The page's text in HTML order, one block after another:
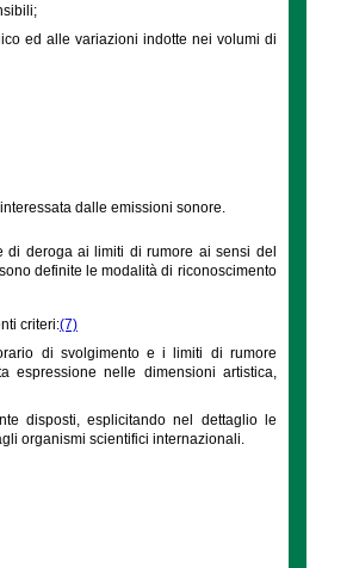
ed alle variazioni indotte nei volumi di
dalle emissioni sonore.
di deroga ai limiti di rumore ai sensi del
definite le modalità di riconoscimento
criteri:(7)
di svolgimento e i limiti di rumore
espressione nelle dimensioni artistica,
disposti, esplicitando nel dettaglio le
organismi scientifici internazionali.